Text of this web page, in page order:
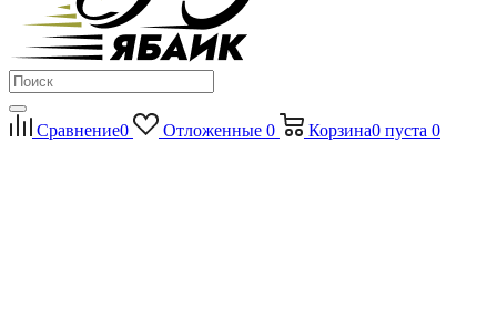
Сравнение0 Отложенные 0 Корзина0 пуста 0